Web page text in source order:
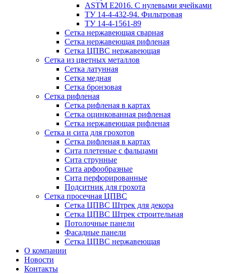
ASTM E2016. С нулевыми ячейками
ТУ 14-4-432-94. Фильтровая
ТУ 14-4-1561-89
Сетка нержавеющая сварная
Сетка нержавеющая рифленая
Сетка ЦПВС нержавеющая
Сетка из цветных металлов
Сетка латунная
Сетка медная
Сетка бронзовая
Сетка рифленая
Сетка рифленая в картах
Сетка оцинкованная рифленая
Сетка нержавеющая рифленая
Сетка и сита для грохотов
Сетка рифленая в картах
Сита плетеные с фальцами
Сита струнные
Сита арфообразные
Сита перфорированные
Подситник для грохота
Сетка просечная ЦПВС
Сетка ЦПВС Штрек для декора
Сетка ЦПВС Штрек строительная
Потолочные панели
Фасадные панели
Сетка ЦПВС нержавеющая
О компании
Новости
Контакты